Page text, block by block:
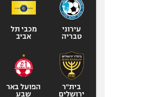
כדורעף
ספורט אולימפי
עירוני
טבריה
מכבי תל
אביב
בית"ר
ירושלים
הפועל באר
שבע